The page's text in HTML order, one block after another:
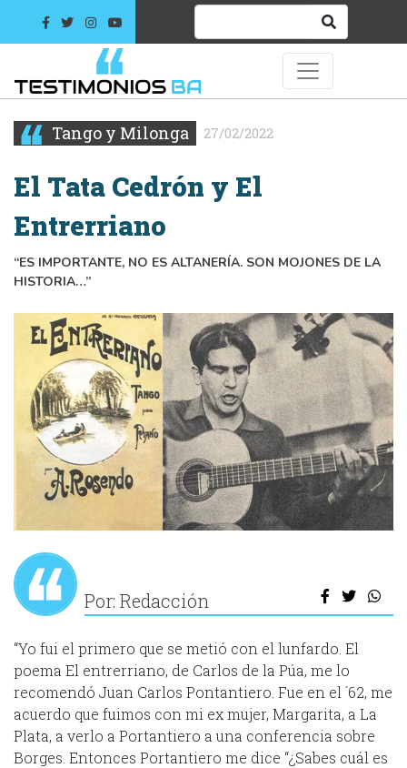
Tango y Milonga 27/02/2022
El Tata Cedrón y El
Entrerriano
“ES IMPORTANTE, NO ES ALTANERÍA. SON MOJONES DE LA
HISTORIA…”
Por: Redacción
“Yo fui el primero que se metió con el lunfardo. El
poema El entrerriano, de Carlos de la Púa, me lo
recomendó Juan Carlos Pontantiero. Fue en el ´62, me
acuerdo que fuimos con mi ex mujer, Margarita, a La
Plata, a verlo a Portantiero a una conferencia sobre
Borges. Entonces Portantiero me dice “¿Sabes cuál es